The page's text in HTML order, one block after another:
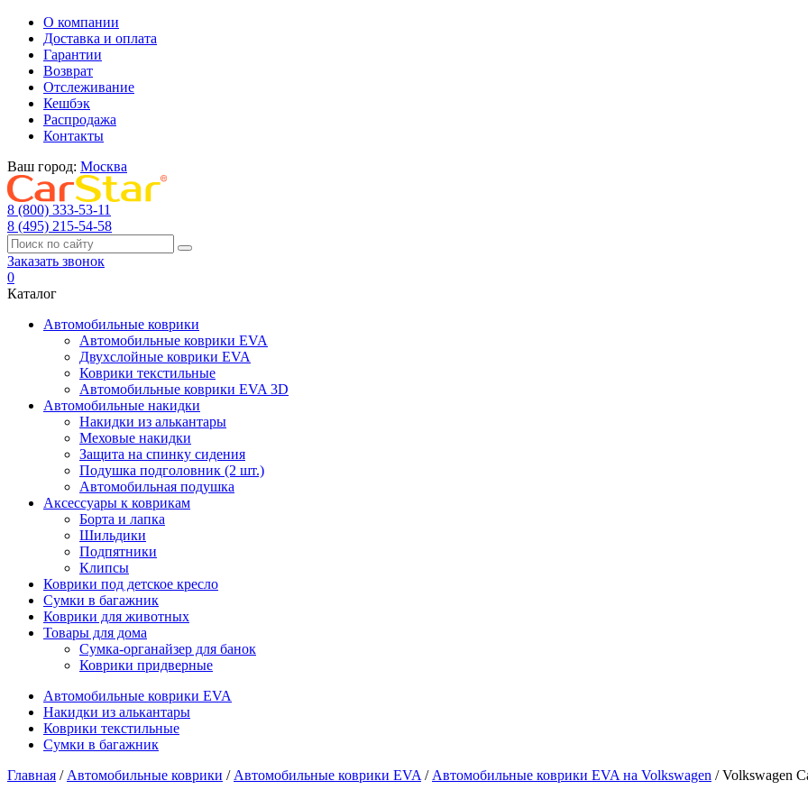
О компании
Доставка и оплата
Гарантии
Возврат
Отслеживание
Кешбэк
Распродажа
Контакты
Ваш город: Москва
8 (800) 333-53-11
8 (495) 215-54-58
Заказать звонок
0
Каталог
Автомобильные коврики
Автомобильные коврики EVA
Двухслойные коврики EVA
Коврики текстильные
Автомобильные коврики EVA 3D
Автомобильные накидки
Накидки из алькантары
Меховые накидки
Защита на спинку сидения
Подушка подголовник (2 шт.)
Автомобильная подушка
Аксессуары к коврикам
Борта и лапка
Шильдики
Подпятники
Клипсы
Коврики под детское кресло
Сумки в багажник
Коврики для животных
Товары для дома
Сумка-органайзер для банок
Коврики придверные
Автомобильные коврики EVA
Накидки из алькантары
Коврики текстильные
Сумки в багажник
Главная / Автомобильные коврики / Автомобильные коврики EVA / Автомобильные коврики EVA на Volkswagen / Volkswagen